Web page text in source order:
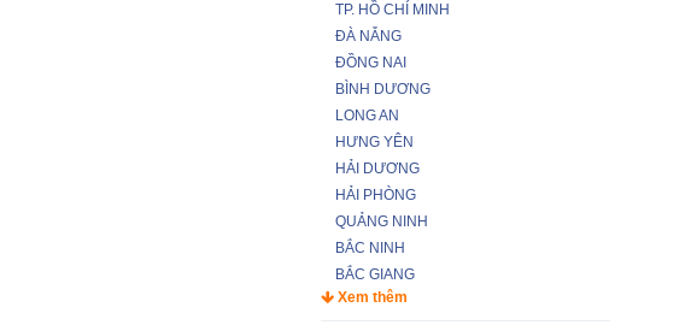
TP. HỒ CHÍ MINH
ĐÀ NẴNG
ĐỒNG NAI
BÌNH DƯƠNG
LONG AN
HƯNG YÊN
HẢI DƯƠNG
HẢI PHÒNG
QUẢNG NINH
BẮC NINH
BẮC GIANG
Xem thêm